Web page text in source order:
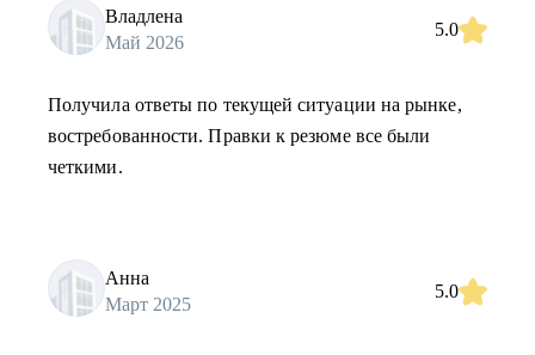
Владлена
Май 2026
5.0
Получила ответы по текущей ситуации на рынке,
востребованности. Правки к резюме все были
четкими.
Анна
Март 2025
5.0